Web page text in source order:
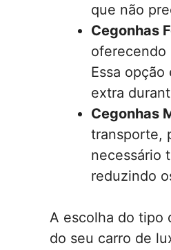
que não
Cegonhas
oferecendo
Essa
extra
Cegonhas
transporte,
necessário
reduzindo
A escolha do tipo
do seu carro de